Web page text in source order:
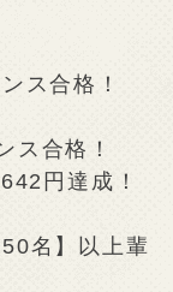
ス合格！
ス合格！
円達成！
名】以上輩